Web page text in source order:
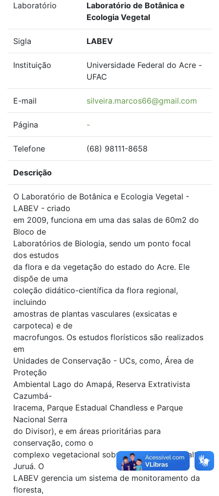
Laboratório
Laboratório de Botânica e
Ecologia Vegetal
Sigla LABEV
Instituição
Universidade Federal do Acre -
UFAC
E-mail silveira.marcos66@gmail.com
Página -
Telefone (68) 98111-8658
Descrição
O Laboratório de Botânica e Ecologia Vegetal -
LABEV - criado
em 2009, funciona em uma das salas de 60m2 do
Bloco de
Laboratórios de Biologia, sendo um ponto focal
dos estudos
da flora e da vegetação do estado do Acre. Ele
dispõe de uma
coleção didático-científica da flora regional,
incluindo
amostras de plantas vasculares (exsicatas e
carpoteca) e de
macrofungos. Os estudos florísticos são realizados
em
Unidades de Conservação - UCs, como, Área de
Proteção
Ambiental Lago do Amapá, Reserva Extrativista
Cazumbá-
Iracema, Parque Estadual Chandless e Parque
Nacional Serra
do Divisor), e em áreas prioritárias para
conservação, como o
complexo vegetacional sobre areia branca, no alto
Juruá. O
LABEV gerencia um sistema de monitoramento da
floresta,